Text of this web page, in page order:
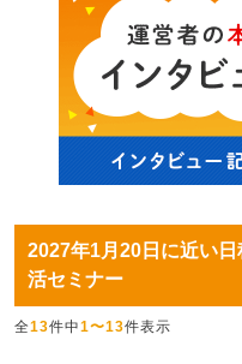
2027年1月20日に近い
活セミナー
全13件中1〜13件表示